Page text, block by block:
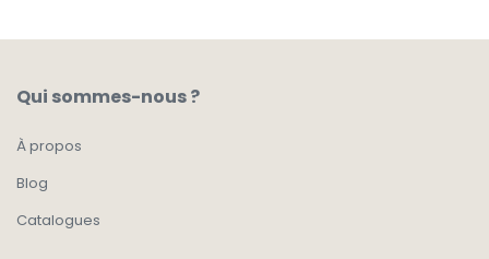
Qui sommes-nous ?
À propos
Blog
Catalogues